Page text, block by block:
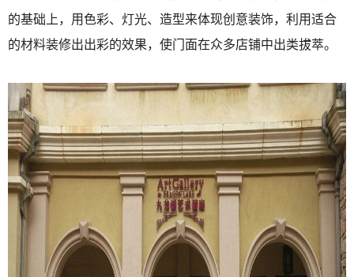
的基础上，用色彩、灯光、造型来体现创意装饰，利用适合
的材料装修出出彩的效果，使门面在众多店铺中出类拔萃。